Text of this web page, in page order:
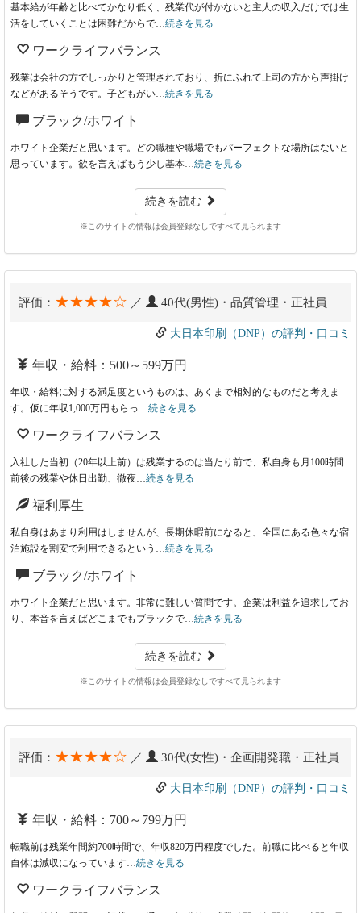
基本給が年齢と比べてかなり低く、残業代が付かないと主人の収入だけでは生
活をしていくことは困難だからで… 続きを見る
ワークライフバランス
残業は会社の方でしっかりと管理されており、折にふれて上司の方から声掛け
などがあるそうです。子どもがい… 続きを見る
ブラック/ホワイト
ホワイト企業だと思います。どの職種や職場でもパーフェクトな場所はないと
思っています。欲を言えばもう少し基本… 続きを見る
続きを読む
※このサイトの情報は会員登録なしですべて見られます
評価： ★★★★☆ ／ 40代(男性)・品質管理・正社員
大日本印刷（DNP）の評判・口コミ
年収・給料：500～599万円
年収・給料に対する満足度というものは、あくまで相対的なものだと考えま
す。仮に年収1,000万円もらっ… 続きを見る
ワークライフバランス
入社した当初（20年以上前）は残業するのは当たり前で、私自身も月100時間
前後の残業や休日出勤、徹夜… 続きを見る
福利厚生
私自身はあまり利用はしませんが、長期休暇前になると、全国にある色々な宿
泊施設を割安で利用できるという… 続きを見る
ブラック/ホワイト
ホワイト企業だと思います。非常に難しい質問です。企業は利益を追求してお
り、本音を言えばどこまでもブラックで… 続きを見る
続きを読む
※このサイトの情報は会員登録なしですべて見られます
評価： ★★★★☆ ／ 30代(女性)・企画開発職・正社員
大日本印刷（DNP）の評判・口コミ
年収・給料：700～799万円
転職前は残業年間約700時間で、年収820万円程度でした。前職に比べると年収
自体は減収になっています… 続きを見る
ワークライフバランス